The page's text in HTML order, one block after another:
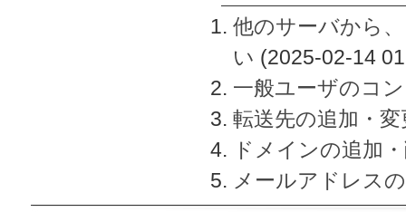
他のサーバから
い (2025-02-14
一般ユーザのコ
転送先の追加・
ドメインの追加
メールアドレス